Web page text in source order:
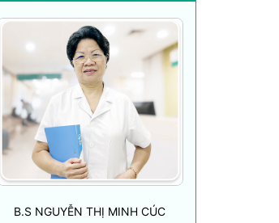
B.S NGUYỄN THỊ MINH CÚC